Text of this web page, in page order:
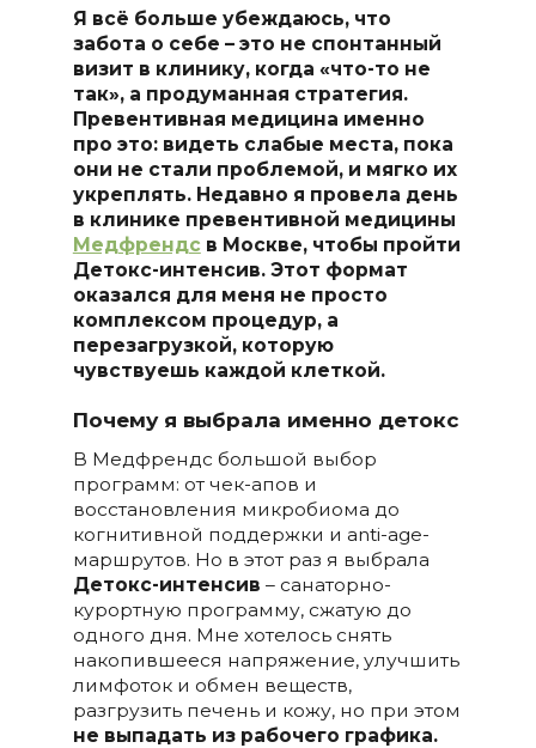
Я всё больше убеждаюсь, что
забота о себе – это не спонтанный
визит в клинику, когда «что-то не
так», а продуманная стратегия.
Превентивная медицина именно
про это: видеть слабые места, пока
они не стали проблемой, и мягко их
укреплять. Недавно я провела день
в клинике превентивной медицины
Медфрендс в Москве, чтобы пройти
Детокс-интенсив. Этот формат
оказался для меня не просто
комплексом процедур, а
перезагрузкой, которую
чувствуешь каждой клеткой.
Почему я выбрала именно детокс
В Медфрендс большой выбор
программ: от чек-апов и
восстановления микробиома до
когнитивной поддержки и anti-age-
маршрутов. Но в этот раз я выбрала
Детокс-интенсив – санаторно-
курортную программу, сжатую до
одного дня. Мне хотелось снять
накопившееся напряжение, улучшить
лимфоток и обмен веществ,
разгрузить печень и кожу, но при этом
не выпадать из рабочего графика.